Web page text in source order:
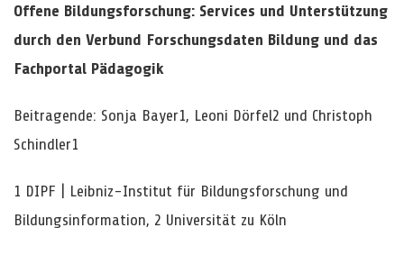
Offene Bildungsforschung: Services und Unterstützung
durch den Verbund Forschungsdaten Bildung und das
Fachportal Pädagogik
Beitragende: Sonja Bayer1, Leoni Dörfel2 und Christoph
Schindler1
1 DIPF | Leibniz-Institut für Bildungsforschung und
Bildungsinformation, 2 Universität zu Köln